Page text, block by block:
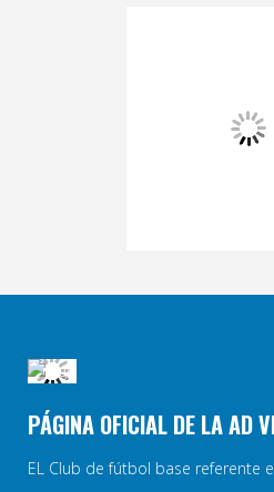
PÁGINA OFICIAL DE LA AD
EL Club de fútbol base referente